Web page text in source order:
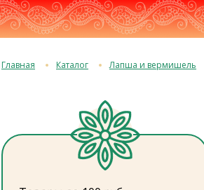
Главная Каталог Лапша и вермишель